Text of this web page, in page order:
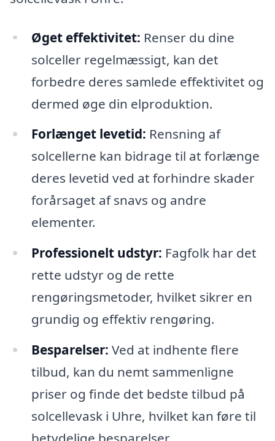
Øget effektivitet: Renser du dine
solceller regelmæssigt, kan det
forbedre deres samlede effektivitet og
dermed øge din elproduktion.
Forlænget levetid: Rensning af
solcellerne kan bidrage til at forlænge
deres levetid ved at forhindre skader
forårsaget af snavs og andre
elementer.
Professionelt udstyr: Fagfolk har det
rette udstyr og de rette
rengøringsmetoder, hvilket sikrer en
grundig og effektiv rengøring.
Besparelser: Ved at indhente flere
tilbud, kan du nemt sammenligne
priser og finde det bedste tilbud på
solcellevask i Uhre, hvilket kan føre til